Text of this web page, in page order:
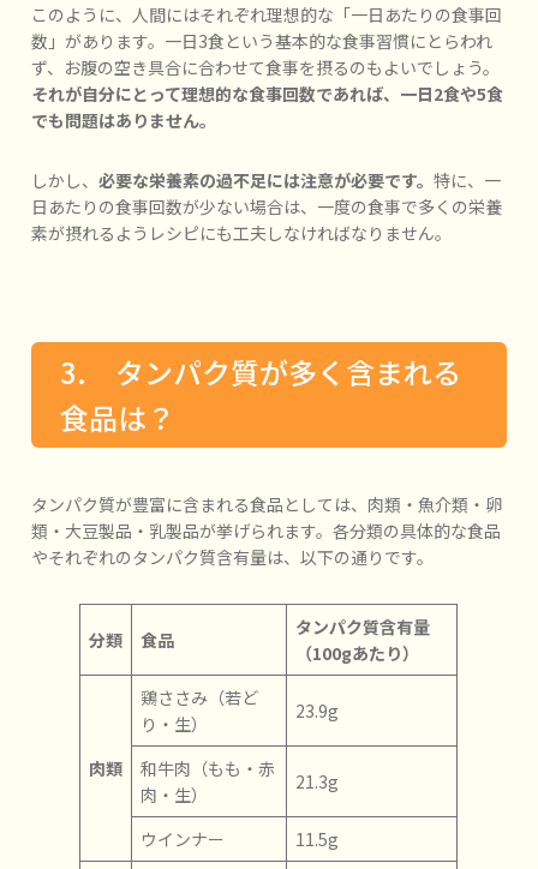
このように、人間にはそれぞれ理想的な「一日あたりの食事回
数」があります。一日3食という基本的な食事習慣にとらわれ
ず、お腹の空き具合に合わせて食事を摂るのもよいでしょう。
それが自分にとって理想的な食事回数であれば、一日2食や5食
でも問題はありません。
しかし、必要な栄養素の過不足には注意が必要です。特に、一
日あたりの食事回数が少ない場合は、一度の食事で多くの栄養
素が摂れるようレシピにも工夫しなければなりません。
3. タンパク質が多く含まれる
食品は？
タンパク質が豊富に含まれる食品としては、肉類・魚介類・卵
類・大豆製品・乳製品が挙げられます。各分類の具体的な食品
やそれぞれのタンパク質含有量は、以下の通りです。
分類 食品
タンパク質含有量
（100gあたり）
肉類
鶏ささみ（若ど
り・生）
23.9g
和牛肉（もも・赤
肉・生）
21.3g
ウインナー 11.5g